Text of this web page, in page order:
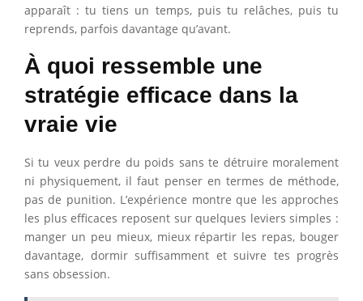
apparaît : tu tiens un temps, puis tu relâches, puis tu
reprends, parfois davantage qu’avant.
À quoi ressemble une
stratégie efficace dans la
vraie vie
Si tu veux perdre du poids sans te détruire moralement
ni physiquement, il faut penser en termes de méthode,
pas de punition. L’expérience montre que les approches
les plus efficaces reposent sur quelques leviers simples :
manger un peu mieux, mieux répartir les repas, bouger
davantage, dormir suffisamment et suivre tes progrès
sans obsession.